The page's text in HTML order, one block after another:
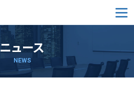
メ
ニュース
NEWS